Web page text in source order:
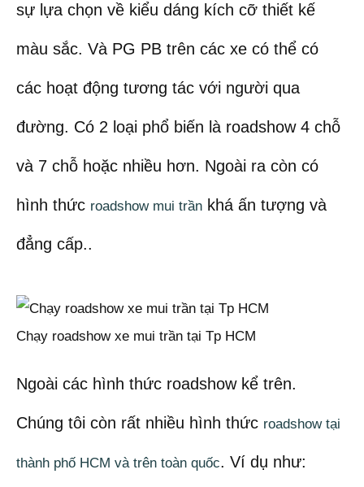
sự lựa chọn về kiểu dáng kích cỡ thiết kế
màu sắc. Và PG PB trên các xe có thể có
các hoạt động tương tác với người qua
đường. Có 2 loại phổ biến là roadshow 4 chỗ
và 7 chỗ hoặc nhiều hơn. Ngoài ra còn có
hình thức roadshow mui trần khá ấn tượng và
đẳng cấp..
Chạy roadshow xe mui trần tại Tp HCM
Ngoài các hình thức roadshow kể trên.
Chúng tôi còn rất nhiều hình thức roadshow tại
thành phố HCM và trên toàn quốc. Ví dụ như: